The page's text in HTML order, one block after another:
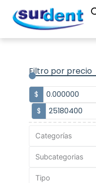
contenido
Filtro por precio
$
$
Categorías
Subcategorias
Tipo